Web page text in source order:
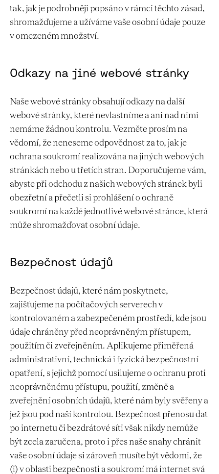
tak, jak je podrobněji popsáno v rámci těchto zásad,
shromažďujeme a užíváme vaše osobní údaje pouze
v omezeném množství.
Odkazy na jiné webové stránky
Naše webové stránky obsahují odkazy na další
webové stránky, které nevlastníme a ani nad nimi
nemáme žádnou kontrolu. Vezměte prosím na
vědomí, že neneseme odpovědnost za to, jak je
ochrana soukromí realizována na jiných webových
stránkách nebo u třetích stran. Doporučujeme vám,
abyste při odchodu z našich webových stránek byli
obezřetní a přečetli si prohlášení o ochraně
soukromí na každé jednotlivé webové stránce, která
může shromažďovat osobní údaje.
Bezpečnost údajů
Bezpečnost údajů, které nám poskytnete,
zajišťujeme na počítačových serverech v
kontrolovaném a zabezpečeném prostředí, kde jsou
údaje chráněny před neoprávněným přístupem,
použitím či zveřejněním. Aplikujeme přiměřená
administrativní, technická i fyzická bezpečnostní
opatření, s jejichž pomocí usilujeme o ochranu proti
neoprávněnému přístupu, použití, změně a
zveřejnění osobních údajů, které nám byly svěřeny a
jež jsou pod naší kontrolou. Bezpečnost přenosu dat
po internetu či bezdrátové síti však nikdy nemůže
být zcela zaručena, proto i přes naše snahy chránit
vaše osobní údaje si zároveň musíte být vědomi, že
(i) v oblasti bezpečnosti a soukromí má internet svá